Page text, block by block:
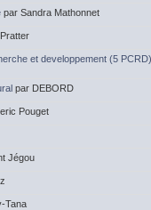
par Sandra Mathonnet
et developpement (5
par DEBORD
Pouget
Jégou
Tana